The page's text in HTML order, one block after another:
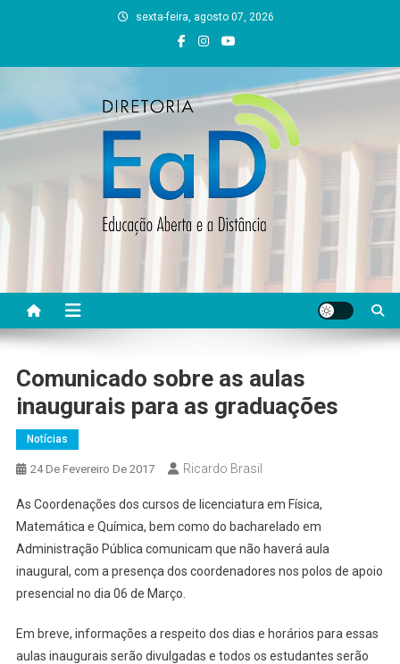
sexta-feira, agosto 07, 2026
DEAD UFVJM
Comunicado sobre as aulas
inaugurais para as graduações
Notícias
24 De Fevereiro De 2017 Ricardo Brasil
As Coordenações dos cursos de licenciatura em Física,
Matemática e Química, bem como do bacharelado em
Administração Pública comunicam que não haverá aula
inaugural, com a presença dos coordenadores nos polos de apoio
presencial no dia 06 de Março.
Em breve, informações a respeito dos dias e horários para essas
aulas inaugurais serão divulgadas e todos os estudantes serão